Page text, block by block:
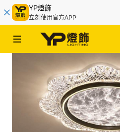
YP燈飾
立刻使用官方APP